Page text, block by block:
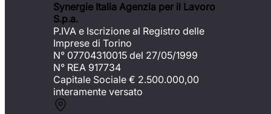
Synergie Italia Agenzia per il Lavoro
S.p.a.
P.IVA e Iscrizione al Registro delle
Imprese di Torino
N° 07704310015 del 27/05/1999
N° REA 917734
Capitale Sociale € 2.500.000,00
interamente versato